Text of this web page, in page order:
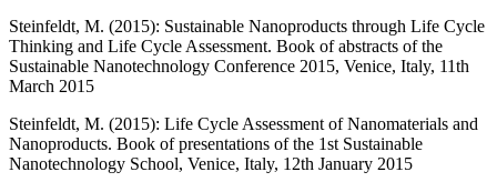
Steinfeldt, M. (2015): Sustainable Nanoproducts through Life Cycle
Thinking and Life Cycle Assessment. Book of abstracts of the
Sustainable Nanotechnology Conference 2015, Venice, Italy, 11th
March 2015
Steinfeldt, M. (2015): Life Cycle Assessment of Nanomaterials and
Nanoproducts. Book of presentations of the 1st Sustainable
Nanotechnology School, Venice, Italy, 12th January 2015